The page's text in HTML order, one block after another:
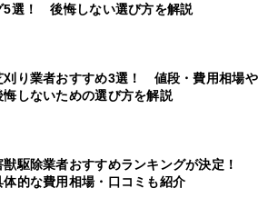
5選！ 後悔しない選び方を解説
刈り業者おすすめ3選！ 値段・費用相場や
悔しないための選び方を解説
獣駆除業者おすすめランキングが決定！
体的な費用相場・口コミも紹介